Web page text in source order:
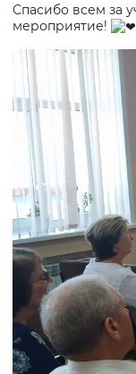
Спасибо всем за
мероприятие!